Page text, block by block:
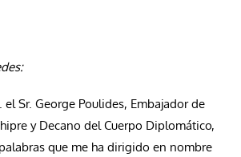
el Sr. George Poulides, Embajador de
y Decano del Cuerpo Diplomático,
que me ha dirigido en nombre